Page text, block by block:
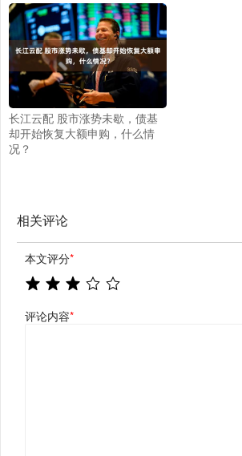
长江云配 股市涨势未歇，债基
却开始恢复大额申购，什么情
况？
相关评论
本文评分*
评论内容*